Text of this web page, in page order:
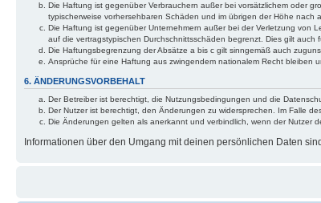
Die Haftung ist gegenüber Verbrauchern außer bei vorsätzlichem oder
typischerweise vorhersehbaren Schäden und im übrigen der Höhe
Die Haftung ist gegenüber Unternehmern außer bei der Verletzung von
auf die vertragstypischen Durchschnittsschäden begrenzt. Dies gilt
Die Haftungsbegrenzung der Absätze a bis c gilt sinngemäß auch
Ansprüche für eine Haftung aus zwingendem nationalem Recht bleiben
6. ÄNDERUNGSVORBEHALT
Der Betreiber ist berechtigt, die Nutzungsbedingungen und die
Der Nutzer ist berechtigt, den Änderungen zu widersprechen. Im Falle
Die Änderungen gelten als anerkannt und verbindlich, wenn der Nutzer
Informationen über den Umgang mit deinen persönlichen Daten